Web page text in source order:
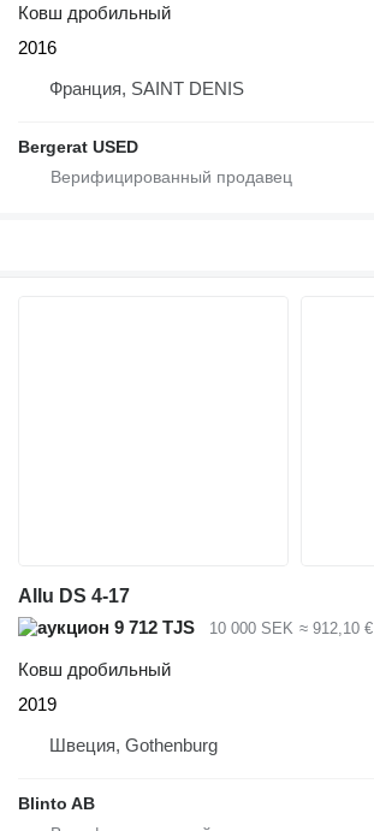
Ковш дробильный
2016
Франция, SAINT DENIS
Bergerat USED
Allu DS 4-17
9 712 TJS
10 000 SEK ≈ 912,10 €
Ковш дробильный
2019
Швеция, Gothenburg
Blinto AB